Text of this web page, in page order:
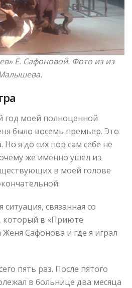
Е. Сафоновой. Фото из из
год моей полноценной
было восемь премьер. Это
Но я до сих пор сам себе не
же именно ушел из
в моей голове
связанная со
который в «Приюте
Сафонова и где я играл
пять раз. После пятого
в больнице два месяца